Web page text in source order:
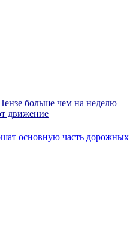
основную часть дорожных